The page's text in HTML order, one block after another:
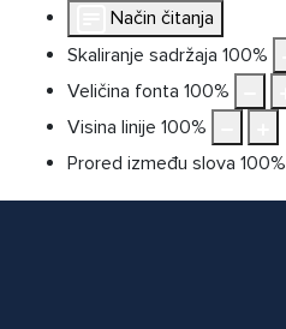
Način čitanja
Skaliranje sadržaja 100%
Veličina fonta 100%
Visina linije 100%
Prored između slova 100%